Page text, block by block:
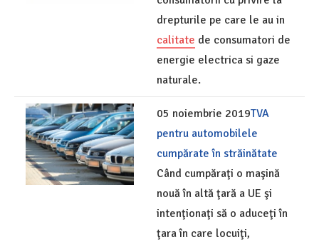
drepturile pe care le au in
calitate de consumatori de
energie electrica si gaze
naturale.
05 noiembrie 2019TVA
pentru automobilele
cumpărate în străinătate
Când cumpăraţi o maşină
nouă în altă ţară a UE şi
intenţionaţi să o aduceţi în
ţara în care locuiţi,